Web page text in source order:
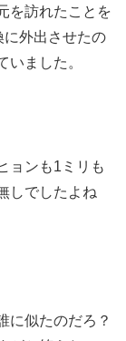
を訪れたことを
外出させたの
いました。
ョンも1ミリも
しでしたよね
に似たのだろ？